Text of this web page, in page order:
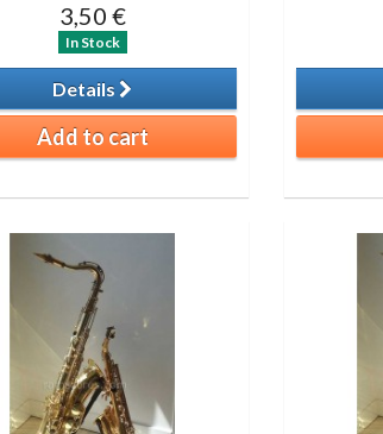
3,50 €
In Stock
Details
Add to cart